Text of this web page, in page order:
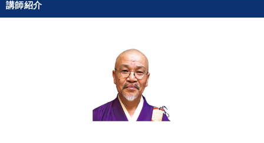
プレゼン
すべての音声・動画（全2077タイトル）からお探しいただけます
講師紹介